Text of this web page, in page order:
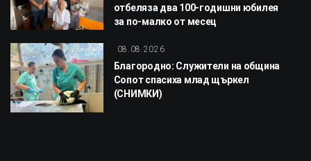
отбеляза два 100-годишни юбилея
за по-малко от месец
08.08.2026
Благородно: Служители на община
Сопот спасиха млад щъркел
(СНИМКИ)